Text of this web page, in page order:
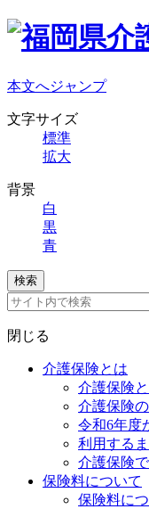
本文へジャンプ
文字サイズ
標準
拡大
背景
白
黒
青
検索
閉じる
介護保険とは
介護保険
介護保険
令和6年度
利用する
介護保険
保険料について
保険料に